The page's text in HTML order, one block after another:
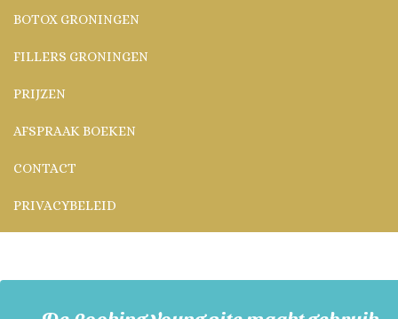
BOTOX GRONINGEN
FILLERS GRONINGEN
PRIJZEN
AFSPRAAK BOEKEN
CONTACT
PRIVACYBELEID